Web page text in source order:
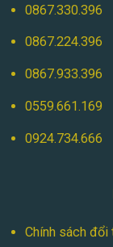
0867.330.396
0867.224.396
0867.933.396
0559.661.169
0924.734.666
Chính sách đổi